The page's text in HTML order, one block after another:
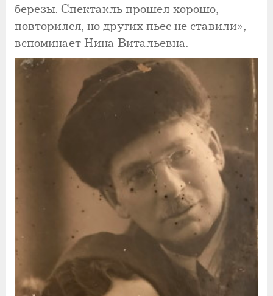
березы. Спектакль прошел хорошо,
повторился, но других пьес не ставили», -
вспоминает Нина Витальевна.